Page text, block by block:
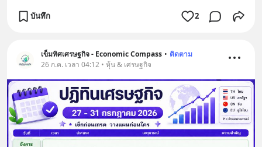
บันทึก 2
เข็มทิศเศรษฐกิจ - Economic Compass • ติดตาม
26 ก.ค. เวลา 04:12 • หุ้น & เศรษฐกิจ